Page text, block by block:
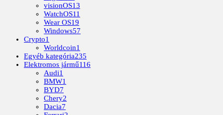
visionOS13
WatchOS11
Wear OS19
Windows57
Crypto1
Worldcoin1
Egyéb kategória235
Elektromos jármű116
Audi1
BMW1
BYD7
Chery2
Dacia7